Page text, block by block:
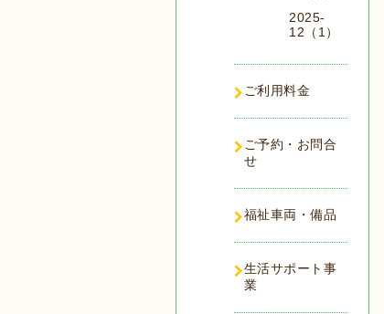
2025-
12（1）
ご利用料金
ご予約・お問合
せ
福祉車両・備品
生活サポート事
業